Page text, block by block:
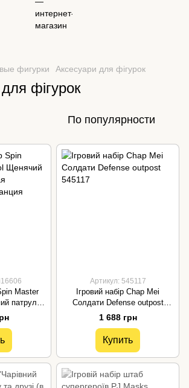
фигурки Аксесуари для фігурок
фігурок
По популярности
Master
патруль:
Артикул: 545117
Ігровий набір Chap Mei
Солдати Defense outpost
545117
1 688 грн
Купить